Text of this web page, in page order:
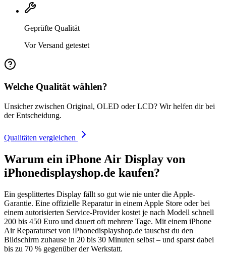
Geprüfte Qualität
Vor Versand getestet
Welche Qualität wählen?
Unsicher zwischen Original, OLED oder LCD? Wir helfen dir bei
der Entscheidung.
Qualitäten vergleichen
Warum ein iPhone Air Display von
iPhonedisplayshop.de kaufen?
Ein gesplittertes Display fällt so gut wie nie unter die Apple-
Garantie. Eine offizielle Reparatur in einem Apple Store oder bei
einem autorisierten Service-Provider kostet je nach Modell schnell
200 bis 450 Euro und dauert oft mehrere Tage. Mit einem iPhone
Air Reparaturset von iPhonedisplayshop.de tauschst du den
Bildschirm zuhause in 20 bis 30 Minuten selbst – und sparst dabei
bis zu 70 % gegenüber der Werkstatt.